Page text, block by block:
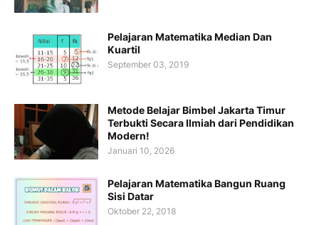
Pelajaran Matematika Median Dan
Kuartil
September 03, 2019
Metode Belajar Bimbel Jakarta Timur
Terbukti Secara Ilmiah dari Pendidikan
Modern!
Januari 10, 2026
Pelajaran Matematika Bangun Ruang
Sisi Datar
Oktober 22, 2018